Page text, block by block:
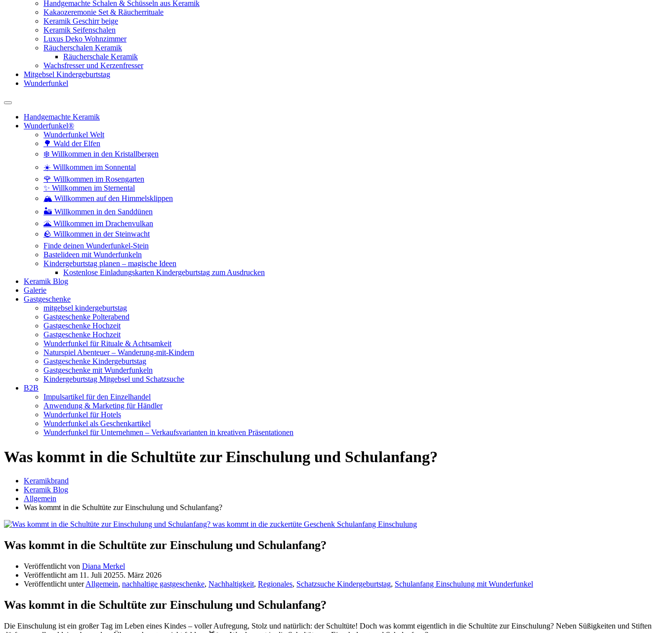
Handgemachte Schalen & Schüsseln aus Keramik
Kakaozeremonie Set & Räucherrituale
Keramik Geschirr beige
Keramik Seifenschalen
Luxus Deko Wohnzimmer
Räucherschalen Keramik
Räucherschale Keramik
Wachsfresser und Kerzenfresser
Mitgebsel Kindergeburtstag
Wunderfunkel
Handgemachte Keramik
Wunderfunkel®
Wunderfunkel Welt
🌳 Wald der Elfen
❄️ Willkommen in den Kristallbergen
☀️ Willkommen im Sonnental
🌹 Willkommen im Rosengarten
✨ Willkommen im Sternental
🏔️ Willkommen auf den Himmelsklippen
🏜️ Willkommen in den Sanddünen
🌋 Willkommen im Drachenvulkan
🪨 Willkommen in der Steinwacht
Finde deinen Wunderfunkel-Stein
Bastelideen mit Wunderfunkeln
Kindergeburtstag planen – magische Ideen
Kostenlose Einladungskarten Kindergeburtstag zum Ausdrucken
Keramik Blog
Galerie
Gastgeschenke
mitgebsel kindergeburtstag
Gastgeschenke Polterabend
Gastgeschenke Hochzeit
Gastgeschenke Hochzeit
Wunderfunkel für Rituale & Achtsamkeit
Naturspiel Abenteuer – Wanderung-mit-Kindern
Gastgeschenke Kindergeburtstag
Gastgeschenke mit Wunderfunkeln
Kindergeburtstag Mitgebsel und Schatzsuche
B2B
Impulsartikel für den Einzelhandel
Anwendung & Marketing für Händler
Wunderfunkel für Hotels
Wunderfunkel als Geschenkartikel
Wunderfunkel für Unternehmen – Verkaufsvarianten in kreativen Präsentationen
Was kommt in die Schultüte zur Einschulung und Schulanfang?
Keramikbrand
Keramik Blog
Allgemein
Was kommt in die Schultüte zur Einschulung und Schulanfang?
Was kommt in die Schultüte zur Einschulung und Schulanfang?
Veröffentlicht von Diana Merkel
Veröffentlicht am 11. Juli 20255. März 2026
Veröffentlicht unterAllgemein, nachhaltige gastgeschenke, Nachhaltigkeit, Regionales, Schatzsuche Kindergeburtstag, Schulanfang Einschulung mit Wunderfunkel
Was kommt in die Schultüte zur Einschulung und Schulanfang?
Die Einschulung ist ein großer Tag im Leben eines Kindes – voller Aufregung, Stolz und natürlich: der Schultüte! Doch was kommt eigentlich in die Schultüte zur Einschulung? Neben Süßigkeiten und Stiften